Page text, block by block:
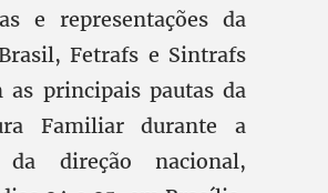
e representações da
Fetrafs e Sintrafs
as principais pautas da
Familiar durante a
da direção nacional,